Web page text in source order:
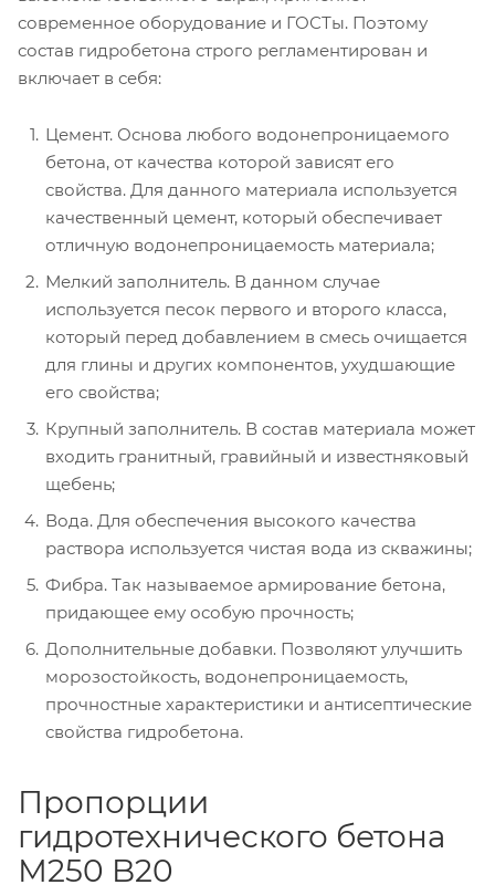
современное оборудование и ГОСТы. Поэтому
состав гидробетона строго регламентирован и
включает в себя:
Цемент. Основа любого водонепроницаемого
бетона, от качества которой зависят его
свойства. Для данного материала используется
качественный цемент, который обеспечивает
отличную водонепроницаемость материала;
Мелкий заполнитель. В данном случае
используется песок первого и второго класса,
который перед добавлением в смесь очищается
для глины и других компонентов, ухудшающие
его свойства;
Крупный заполнитель. В состав материала может
входить гранитный, гравийный и известняковый
щебень;
Вода. Для обеспечения высокого качества
раствора используется чистая вода из скважины;
Фибра. Так называемое армирование бетона,
придающее ему особую прочность;
Дополнительные добавки. Позволяют улучшить
морозостойкость, водонепроницаемость,
прочностные характеристики и антисептические
свойства гидробетона.
Пропорции
гидротехнического бетона
М250 B20